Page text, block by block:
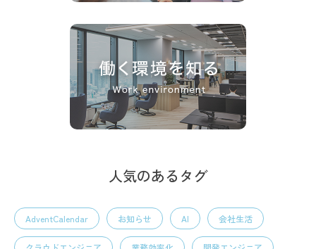
人気のあるタグ
AdventCalendar お知らせ AI 会社生活